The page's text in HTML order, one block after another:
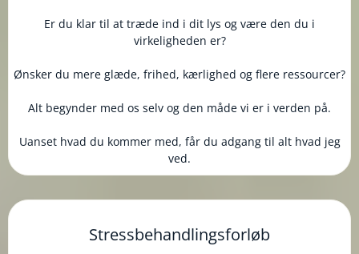
Er du klar til at træde ind i dit lys og være den du i
virkeligheden er?
Ønsker du mere glæde, frihed, kærlighed og flere ressourcer?
Alt begynder med os selv og den måde vi er i verden på.
Uanset hvad du kommer med, får du adgang til alt hvad jeg
ved.
Stressbehandlingsforløb